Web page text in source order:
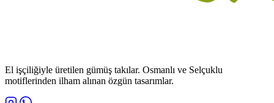
El işçiliğiyle üretilen gümüş takılar. Osmanlı ve Selçuklu
motiflerinden ilham alınan özgün tasarımlar.